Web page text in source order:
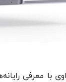
با معرفی